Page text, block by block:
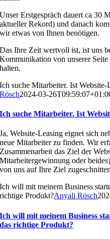
Unser Erstgespräch dauert ca 30
aktueller Rekord) und danach
wir etwas von Ihnen benötigen.
Das Ihre Zeit wertvoll ist, ist uns
Kommunikation von unserer
halten.
Ich suche Mitarbeiter. Ist Website-
Rösch2024-03-
Ich suche Mitarbeiter. Ist
Ja, Website-Leasing eignet sich
neue Mitarbeiter zu finden. Wir
Zusammenarbeit das Ziel der
Mitarbeitergewinnung oder
von uns auf Ihre Ziel
Ich will mit meinem Business
richtige Produkt?Anyali Rösch
Ich will mit meinem Business
das richtige Produkt?